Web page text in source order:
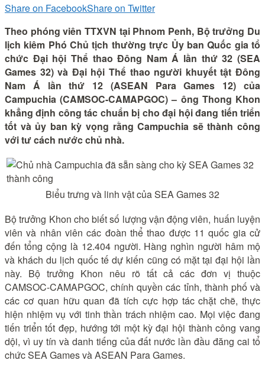
Share on FacebookShare on Twitter
Theo phóng viên TTXVN tại Phnom Penh, Bộ trưởng Du
lịch kiêm Phó Chủ tịch thường trực Ủy ban Quốc gia tổ
chức Đại hội Thể thao Đông Nam Á lần thứ 32 (SEA
Games 32) và Đại hội Thể thao người khuyết tật Đông
Nam Á lần thứ 12 (ASEAN Para Games 12) của
Campuchia (CAMSOC-CAMAPGOC) – ông Thong Khon
khẳng định công tác chuẩn bị cho đại hội đang tiến triển
tốt và ủy ban kỳ vọng rằng Campuchia sẽ thành công
với tư cách nước chủ nhà.
Biểu trưng và linh vật của SEA Games 32
Bộ trưởng Khon cho biết số lượng vận động viên, huấn luyện
viên và nhân viên các đoàn thể thao được 11 quốc gia cử
đến tổng cộng là 12.404 người. Hàng nghìn người hâm mộ
và khách du lịch quốc tế dự kiến cũng có mặt tại đại hội lần
này. Bộ trưởng Khon nêu rõ tất cả các đơn vị thuộc
CAMSOC-CAMAPGOC, chính quyền các tỉnh, thành phố và
các cơ quan hữu quan đã tích cực hợp tác chặt chẽ, thực
hiện nhiệm vụ với tinh thần trách nhiệm cao. Mọi việc đang
tiến triển tốt đẹp, hướng tới một kỳ đại hội thành công vang
dội, vì uy tín và danh tiếng của đất nước lần đầu đăng cai tổ
chức SEA Games và ASEAN Para Games.